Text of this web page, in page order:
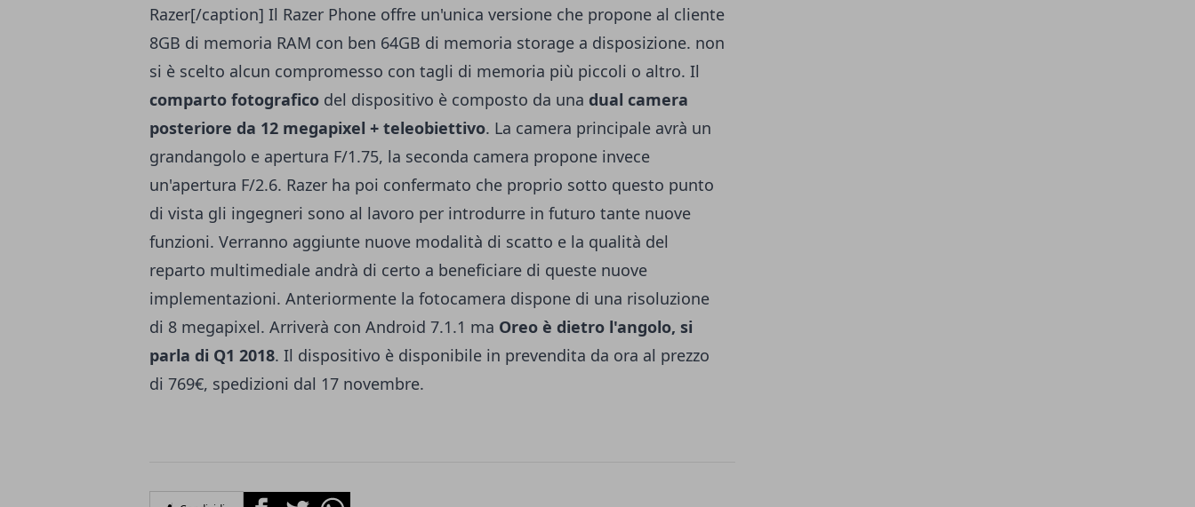
Razer[/caption] Il Razer Phone offre un'unica versione che propone al cliente
8GB di memoria RAM con ben 64GB di memoria storage a disposizione. non
si è scelto alcun compromesso con tagli di memoria più piccoli o altro. Il
comparto fotografico del dispositivo è composto da una dual camera
posteriore da 12 megapixel + teleobiettivo. La camera principale avrà un
grandangolo e apertura F/1.75, la seconda camera propone invece
un'apertura F/2.6. Razer ha poi confermato che proprio sotto questo punto
di vista gli ingegneri sono al lavoro per introdurre in futuro tante nuove
funzioni. Verranno aggiunte nuove modalità di scatto e la qualità del
reparto multimediale andrà di certo a beneficiare di queste nuove
implementazioni. Anteriormente la fotocamera dispone di una risoluzione
di 8 megapixel. Arriverà con Android 7.1.1 ma Oreo è dietro l'angolo, si
parla di Q1 2018. Il dispositivo è disponibile in prevendita da ora al prezzo
di 769€, spedizioni dal 17 novembre.
FacebookTwitterWhatsapp